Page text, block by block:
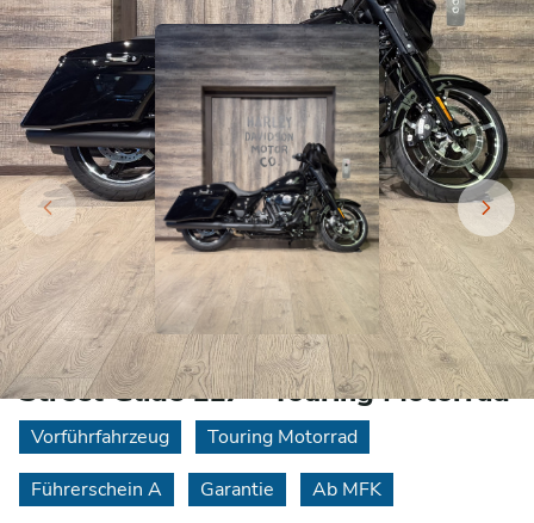
HARLEY-DAVIDSON FLHX 1923
Street Glide 117 - Touring Motorrad
Vorführfahrzeug
Touring Motorrad
Führerschein A
Garantie
Ab MFK